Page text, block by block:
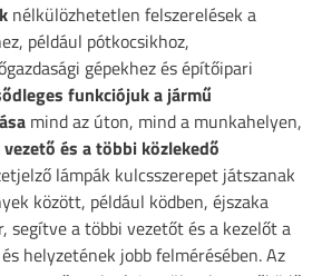
nélkülözhetetlen felszerelések a
például pótkocsikhoz,
gépekhez és építőipari
funkciójuk a jármű
mind az úton, mind a munkahelyen,
és a többi közlekedő
lámpák kulcsszerepet játszanak
között, például ködben, éjszaka
segítve a többi vezetőt és a kezelőt a
helyzetének jobb felmérésében. Az